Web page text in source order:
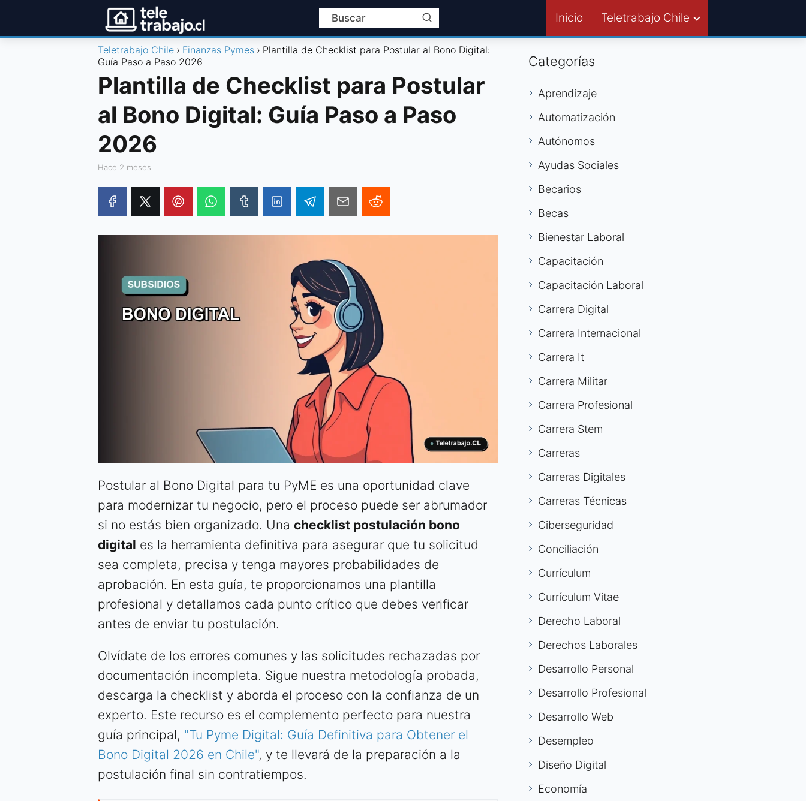
Inicio Teletrabajo Chile
Teletrabajo Chile Finanzas Pymes
Plantilla de Checklist para Postular al Bono Digital:
Guía Paso a Paso 2026
Plantilla de Checklist para Postular
al Bono Digital: Guía Paso a Paso
2026
hace 2 meses
Postular al Bono Digital para tu PyME es una oportunidad clave
para modernizar tu negocio, pero el proceso puede ser abrumador
si no estás bien organizado. Una checklist postulación bono
digital es la herramienta definitiva para asegurar que tu solicitud
sea completa, precisa y tenga mayores probabilidades de
aprobación. En esta guía, te proporcionamos una plantilla
profesional y detallamos cada punto crítico que debes verificar
antes de enviar tu postulación.
Olvídate de los errores comunes y las solicitudes rechazadas por
documentación incompleta. Sigue nuestra metodología probada,
descarga la checklist y aborda el proceso con la confianza de un
experto. Este recurso es el complemento perfecto para nuestra
guía principal, "Tu Pyme Digital: Guía Definitiva para Obtener el
Bono Digital 2026 en Chile", y te llevará de la preparación a la
postulación final sin contratiempos.
Categorías
Aprendizaje
Automatización
Autónomos
Ayudas Sociales
Becarios
Becas
Bienestar Laboral
Capacitación
Capacitación Laboral
Carrera Digital
Carrera Internacional
Carrera It
Carrera Militar
Carrera Profesional
Carrera Stem
Carreras
Carreras Digitales
Carreras Técnicas
Ciberseguridad
Conciliación
Currículum
Currículum Vitae
Derecho Laboral
Derechos Laborales
Desarrollo Personal
Desarrollo Profesional
Desarrollo Web
Desempleo
Diseño Digital
Economía